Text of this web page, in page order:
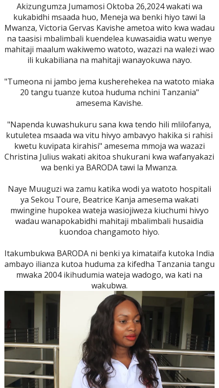
Akizungumza Jumamosi Oktoba 26,2024 wakati wa
kukabidhi msaada huo, Meneja wa benki hiyo tawi la
Mwanza, Victoria Gervas Kavishe ametoa wito kwa wadau
na taasisi mbalimbali kuendelea kuwasaidia watu wenye
mahitaji maalum wakiwemo watoto, wazazi na walezi wao
ili kukabiliana na mahitaji wanayokuwa nayo.
"Tumeona ni jambo jema kusherehekea na watoto miaka
20 tangu tuanze kutoa huduma nchini Tanzania"
amesema Kavishe.
"Napenda kuwashukuru sana kwa tendo hili mlilofanya,
kutuletea msaada wa vitu hivyo ambavyo hakika si rahisi
kwetu kuvipata kirahisi" amesema mmoja wa wazazi
Christina Julius wakati akitoa shukurani kwa wafanyakazi
wa benki ya BARODA tawi la Mwanza.
Naye Muuguzi wa zamu katika wodi ya watoto hospitali
ya Sekou Toure, Beatrice Kanja amesema wakati
mwingine hupokea wateja wasiojiweza kiuchumi hivyo
wadau wanapokabidhi mahitaji mbalimbali husaidia
kuondoa changamoto hiyo.
Itakumbukwa BARODA ni benki ya kimataifa kutoka India
ambayo ilianza kutoa huduma za kifedha Tanzania tangu
mwaka 2004 ikihudumia wateja wadogo, wa kati na
wakubwa.